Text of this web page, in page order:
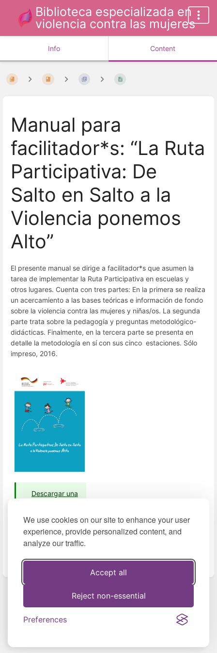
We use cookies on our site to enhance your user
experience, provide personalized content, and
analyze our traffic.
Accept all
Reject non-essential
Preferences
Biblioteca especializada en
violencia contra las mujeres
Info Content
Manual para
facilitador*s: “La Ruta
Participativa: De
Salto en Salto a la
Violencia ponemos
Alto”
El presente manual se dirige a facilitador*s que asumen la
tarea de implementar la Ruta Participativa en escuelas y
otros lugares. Cuenta con tres partes: En la primera se realiza
un acercamiento a las bases teóricas e información de fondo
sobre la violencia contra las mujeres y niñas/os. La segunda
parte trata sobre la pedagogía y preguntas metodológico-
didácticas. Finalmente, en la tercera parte se presenta en
detalle la metodología en sí con sus cinco estaciones. Sólo
impreso, 2016.
Descargar una
825 KB)
section
“Guía para el
Podcast: Voces
fuertes, espacios